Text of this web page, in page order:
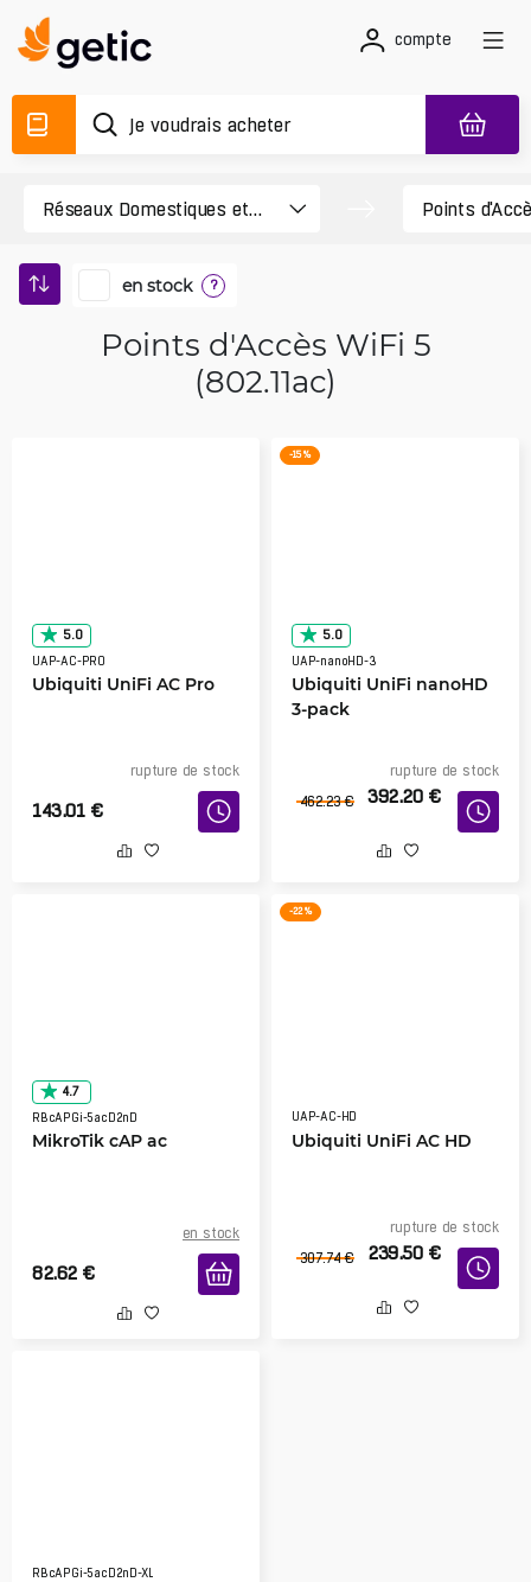
compte
en stock ?
Points d'Accès WiFi 5
(802.11ac)
5.0
UAP-AC-PRO
Ubiquiti UniFi AC Pro
rupture de stock
143.01 €
-15 %
5.0
UAP-nanoHD-3
Ubiquiti UniFi nanoHD
3-pack
rupture de stock
462.23 € 392.20 €
4.7
RBcAPGi-5acD2nD
MikroTik cAP ac
en stock
82.62 €
-22 %
UAP-AC-HD
Ubiquiti UniFi AC HD
rupture de stock
307.74 € 239.50 €
RBcAPGi-5acD2nD-XL